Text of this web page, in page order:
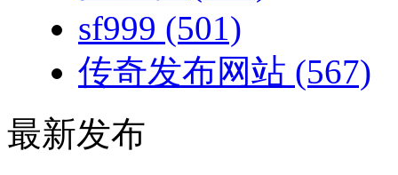
sf999 (501)
传奇发布网站 (567)
最新发布